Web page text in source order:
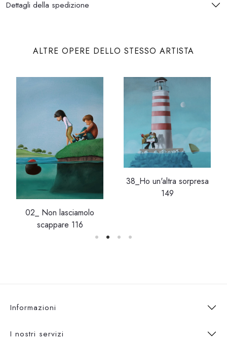
Dettagli della spedizione
ALTRE OPERE DELLO STESSO ARTISTA
02_ Non lasciamolo
scappare 116
38_Ho un'altra sorpresa
149
Informazioni
I nostri servizi